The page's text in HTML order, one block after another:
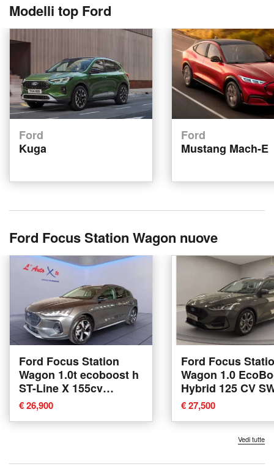
Modelli top Ford
Ford
Kuga
Ford
Mustang Mach-E
Ford Focus Station Wagon nuove
Ford Focus Station
Wagon 1.0t ecoboost h
ST-Line X 155cv
powershift nuova a
Trezzano sul Naviglio
€ 26,900
Ford Focus
Wagon 1.0
Hybrid 125 CV
Business nuova a
Catania
€ 27,500
Vedi tutte